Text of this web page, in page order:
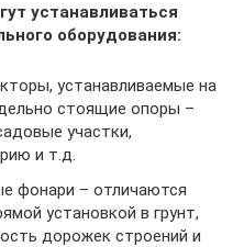
устанавливаться
оборудования:
устанавливаемые на
стоящие опоры –
участки,
и т.д.
фонари – отличаются
установкой в грунт,
дорожек строений и